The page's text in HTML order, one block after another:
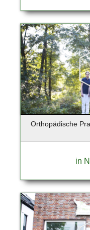
Berlin-Tempelhof
Berlin-Weissensee
Bernau bei Berlin OT
Bispingen
Bochum
Bokkolt - Hanredder
Bonn
Bönningstedt
Börnsen
Brandenburg an der
Bremervörde
Brieselang
Bruchmühl
Brunsberg
Orthopädische
in